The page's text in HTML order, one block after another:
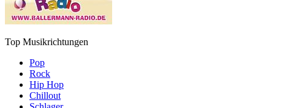
Top Musikrichtungen
Pop
Rock
Hip Hop
Chillout